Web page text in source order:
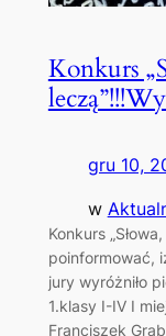
Konkurs
gru 10,
w
Konkurs
poinformować,
jury wyróżniło
1.klasy I-IV I
Franciszek